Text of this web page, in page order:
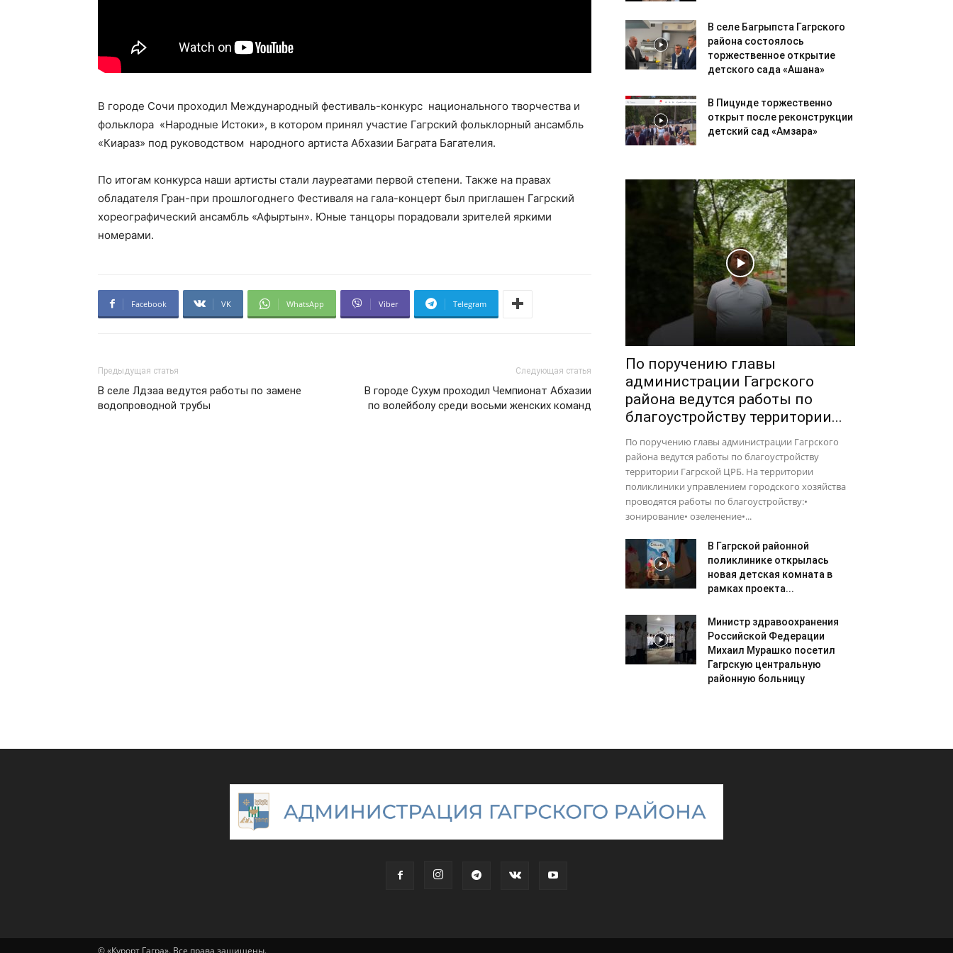
В городе Сочи проходил Международный фестиваль-конкурс национального творчества и
фольклора «Народные Истоки», в котором принял участие Гагрский фольклорный ансамбль
«Киараз» под руководством народного артиста Абхазии Баграта Багателия.
По итогам конкурса наши артисты стали лауреатами первой степени. Также на правах
обладателя Гран-при прошлогоднего Фестиваля на гала-концерт был приглашен Гагрский
хореографический ансамбль «Афыртын». Юные танцоры порадовали зрителей яркими
номерами.
Facebook VK WhatsApp Viber Telegram
Предыдущая статья
В селе Лдзаа ведутся работы по замене
водопроводной трубы
Следующая статья
В городе Сухум проходил Чемпионат Абхазии
по волейболу среди восьми женских команд
В селе Багрыпста Гагрского
района состоялось
торжественное открытие
детского сада «Ашана»
В Пицунде торжественно
открыт после реконструкции
детский сад «Амзара»
По поручению главы
администрации Гагрского
района ведутся работы по
благоустройству территории...
По поручению главы администрации Гагрского
района ведутся работы по благоустройству
территории Гагрской ЦРБ. На территории
поликлиники управлением городского хозяйства
проводятся работы по благоустройству:•
зонирование• озеленение•...
В Гагрской районной
поликлинике открылась
новая детская комната в
рамках проекта...
Министр здравоохранения
Российской Федерации
Михаил Мурашко посетил
Гагрскую центральную
районную больницу